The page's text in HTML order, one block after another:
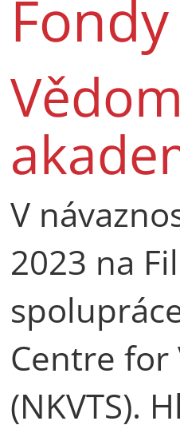
V
2023 na
Centre for
(NKVTS).